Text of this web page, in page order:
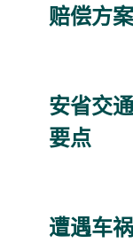
赔偿方案
安省交
要点
遭遇车